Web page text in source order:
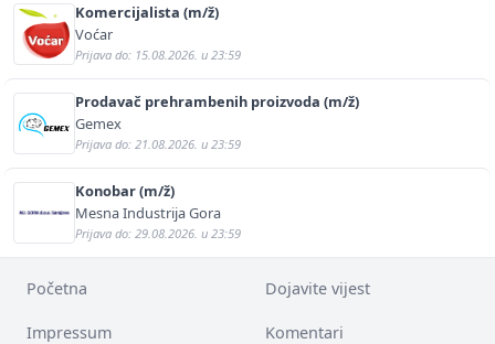
Komercijalista (m/ž)
Voćar
Prijava do: 15.08.2026. u 23:59
Prodavač prehrambenih proizvoda (m/ž)
Gemex
Prijava do: 21.08.2026. u 23:59
Konobar (m/ž)
Mesna Industrija Gora
Prijava do: 29.08.2026. u 23:59
Početna Dojavite vijest
Impressum Komentari